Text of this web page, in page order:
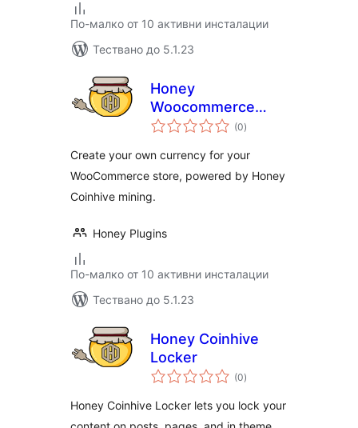
По-малко от 10 активни инсталации
Тествано до 5.1.23
Honey
Woocommerce
Payments
(0общо
оценки
)
Create your own currency for your
WooCommerce store, powered by Honey
Coinhive mining.
Honey Plugins
По-малко от 10 активни инсталации
Тествано до 5.1.23
Honey Coinhive
Locker
(0общо
оценки
)
Honey Coinhive Locker lets you lock your